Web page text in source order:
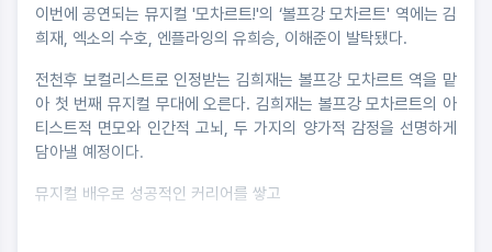
이번에 공연되는 뮤지컬 '모차르트!'의 ‘볼프강 모차르트' 역에는 김
희재, 엑소의 수호, 엔플라잉의 유희승, 이해준이 발탁됐다.
전천후 보컬리스트로 인정받는 김희재는 볼프강 모차르트 역을 맡
아 첫 번째 뮤지컬 무대에 오른다. 김희재는 볼프강 모차르트의 아
티스트적 면모와 인간적 고뇌, 두 가지의 양가적 감정을 선명하게
담아낼 예정이다.
뮤지컬 배우로 성공적인 커리어를 쌓고